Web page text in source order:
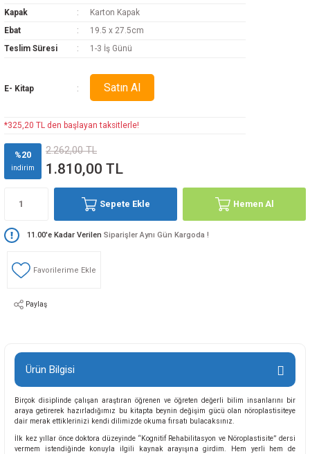
Kapak
Karton Kapak
Ebat
19.5 x 27.5cm
Teslim Süresi
1-3 İş Günü
E- Kitap Satın Al
*325,20 TL den başlayan taksitlerle!
%20
indirim
2.262,00 TL
1.810,00 TL
Sepete Ekle Hemen Al
11.00'e Kadar Verilen Siparişler Aynı Gün Kargoda !
Paylaş
Ürün Bilgisi
Birçok disiplinde çalışan araştıran öğrenen ve öğreten değerli bilim insanlarını bir
araya getirerek hazırladığımız bu kitapta beynin değişim gücü olan nöroplastisiteye
dair merak ettiklerinizi kendi dilimizde okuma fırsatı bulacaksınız.
İlk kez yıllar önce doktora düzeyinde “Kognitif Rehabilitasyon ve Nöroplastisite” dersi
vermem istendiğinde konuyla ilgili kaynak arayışına girdim. Hem yerli hem de